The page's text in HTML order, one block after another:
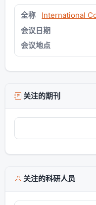
International
关注的期刊
关注的科研人员